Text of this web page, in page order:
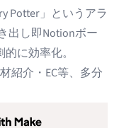
Potter」というアラ
出し即Notionボー
に効率化。
紹介・EC等、多分